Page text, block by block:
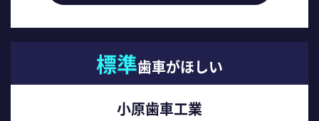
標準歯車がほしい
小原歯車工業